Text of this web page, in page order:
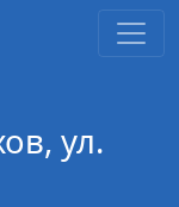
ул.